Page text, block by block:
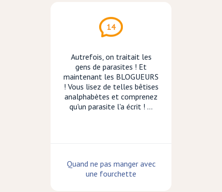
14
Autrefois, on traitait les
gens de parasites ! Et
maintenant les BLOGUEURS
! Vous lisez de telles bêtises
analphabètes et comprenez
qu'un parasite l'a écrit ! ...
Quand ne pas manger avec
une fourchette